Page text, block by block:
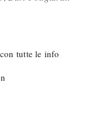
tutte le info